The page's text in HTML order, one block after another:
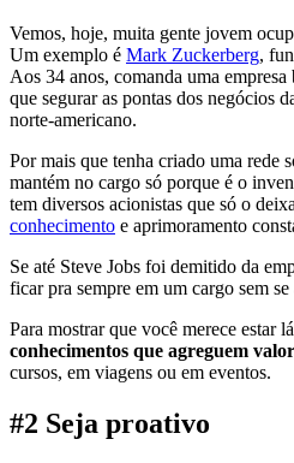
Vemos, hoje, muita gente jovem
Um exemplo é Mark Zuckerberg,
Aos 34 anos, comanda uma
que segurar as pontas dos negócios
norte-americano.
Por mais que tenha criado uma rede
mantém no cargo só porque é o
tem diversos acionistas que só o
conhecimento e aprimoramento
Se até Steve Jobs foi demitido da
ficar pra sempre em um cargo sem se
Para mostrar que você merece estar
conhecimentos que agreguem
cursos, em viagens ou em eventos.
#2 Seja proativo